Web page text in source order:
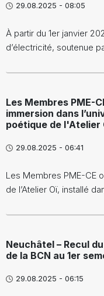
29.08.2025 - 08:05
À partir du 1er janvier
d’électricité, soutenue
Les Membres PME-
immersion dans
poétique de l'Atelier
29.08.2025 - 06:41
Les Membres PME-CE
de l’Atelier Oï, installé
Neuchâtel – Recul
de la BCN au 1er
29.08.2025 - 06:15